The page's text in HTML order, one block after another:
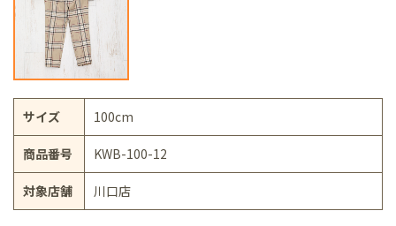
サイズ 100cm
商品番号 KWB-100-12
対象店舗 川口店